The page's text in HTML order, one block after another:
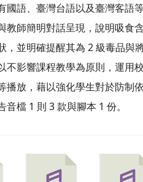
國語、臺灣台語以及臺灣客語
教師簡明對話呈現，說明吸食
，並明確提醒其為 2 級毒品與
不影響課程教學為原則，運用
播放，藉以強化學生對於防制依
音檔 1 則 3 款與腳本 1 份。